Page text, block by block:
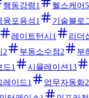
행동강령1 헬스케어 5
융포용성1 기술블로
레이트턴시 1 리더
2 부동소수점2 부
드1 시뮬레이션 13
레이드1 업무자동화2